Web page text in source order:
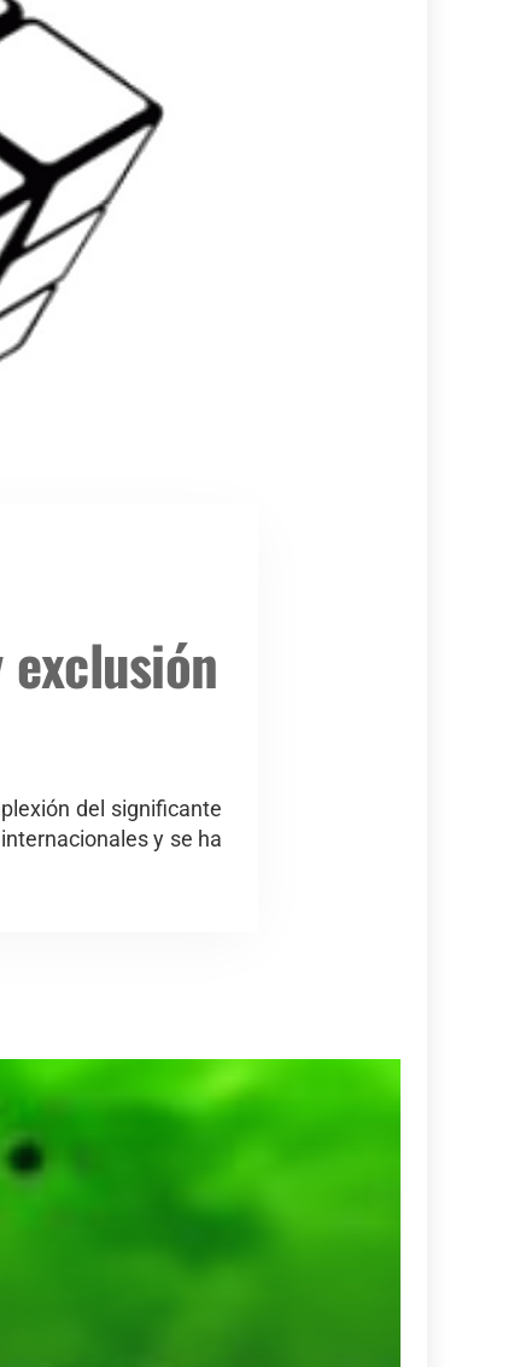
del significante
y se ha